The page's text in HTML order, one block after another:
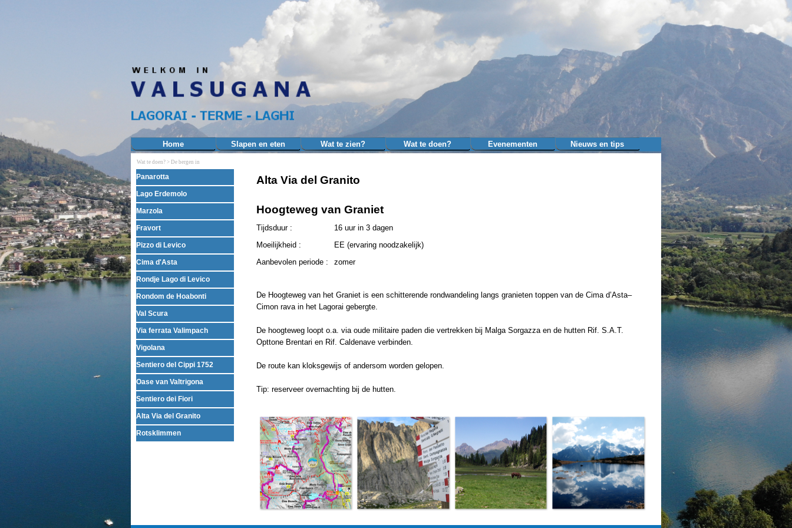
Menu overslaan
Home Slapen en eten ▼
Wat te zien? ▼
Wat te doen? ▼
Evenementen Nieuws en tips
Wat te doen? >De bergen in
Menu overslaan
Panarotta
Lago Erdemolo
Marzola
Fravort
Pizzo di Levico
Cima d'Asta
Rondje Lago di Levico
Rondom de Hoabonti
Val Scura
Via ferrata Valimpach
Vigolana
Sentiero del Cippi 1752
Oase van Valtrigona
Sentiero dei Fiori
Alta Via del Granito
Rotsklimmen
Alta Via del Granito
Hoogteweg van Graniet
Tijdsduur :
16 uur in 3 dagen
Moeilijkheid :
EE (ervaring noodzakelijk)
Aanbevolen periode :
zomer
De Hoogteweg van hetGraniet is een schitterende rondwandeling langs granieten toppen van de Cima d’Asta–
Cimon rava in het Lagorai gebergte.
De hoogteweg loopt o.a. via oude militaire paden die vertrekken bij Malga Sorgazza en de hutten Rif. S.A.T.
Opttone Brentari en Rif. Caldenave verbinden.
De route kan kloksgewijs of andersom worden gelopen.
Tip: reserveer overnachting bij de hutten.